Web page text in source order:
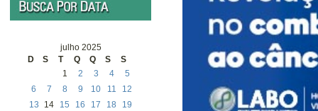
julho 2025
D
S T Q Q S
S
1
2 3 4
5
6
7 8 9 10 11
12
13
14 15 16 17 18
19